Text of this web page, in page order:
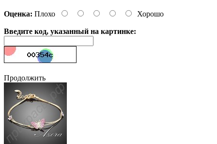
Оценка: Плохо Хорошо
Введите код, указанный на картинке:
Продолжить